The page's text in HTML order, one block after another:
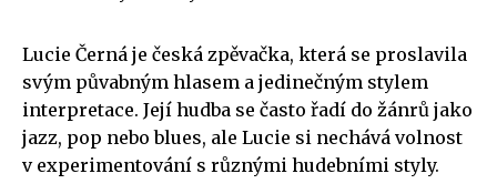
Lucie Černá je česká zpěvačka, která se proslavila
svým půvabným hlasem a jedinečným stylem
interpretace. Její hudba se často řadí do žánrů jako
jazz, pop nebo blues, ale Lucie si nechává volnost
v experimentování s různými hudebními styly.